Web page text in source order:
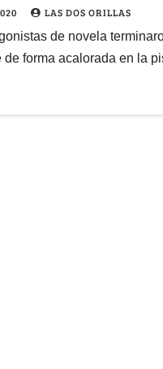
LAS DOS ORILLAS
de novela
de forma acalorada en la